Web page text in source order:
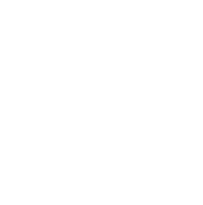
700